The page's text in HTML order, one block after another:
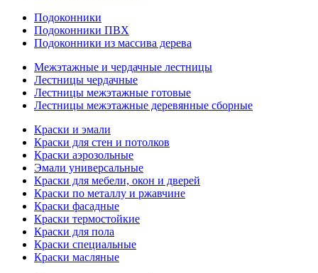
Подоконники
Подоконники ПВХ
Подоконники из массива дерева
Межэтажные и чердачные лестницы
Лестницы чердачные
Лестницы межэтажные готовые
Лестницы межэтажные деревянные сборные
Краски и эмали
Краски для стен и потолков
Краски аэрозольные
Эмали универсальные
Краски для мебели, окон и дверей
Краски по металлу и ржавчине
Краски фасадные
Краски термостойкие
Краски для пола
Краски специальные
Краски масляные